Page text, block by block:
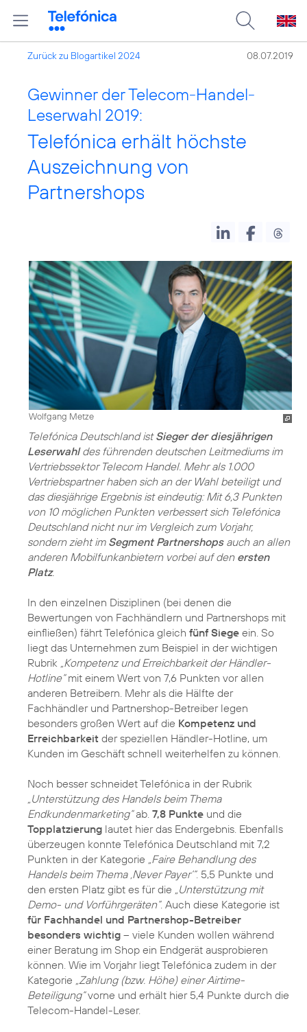
Zurück zu Blogartikel 2024 08.07.2019
Gewinner der Telecom-Handel-
Leserwahl 2019:
Telefónica erhält höchste
Auszeichnung von
Partnershops
Wolfgang Metze
Telefónica Deutschland istSieger der diesjährigen
Leserwahldes führenden deutschen Leitmediums im
Vertriebssektor Telecom Handel. Mehr als 1.000
Vertriebspartner haben sich an der Wahl beteiligt und
das diesjährige Ergebnis ist eindeutig: Mit 6,3 Punkten
von 10 möglichen Punkten verbessert sich Telefónica
Deutschland nicht nur im Vergleich zum Vorjahr,
sondern zieht im Segment Partnershopsauch an allen
anderen Mobilfunkanbietern vorbei auf den ersten
Platz.
In den einzelnen Disziplinen (bei denen die
Bewertungen von Fachhändlern und Partnershops mit
einfließen) fährt Telefónica gleich fünf Siege ein. So
liegt das Unternehmen zum Beispiel in der wichtigen
Rubrik „Kompetenz und Erreichbarkeit der Händler-
Hotline“mit einem Wert von 7,6 Punkten vor allen
anderen Betreibern. Mehr als die Hälfte der
Fachhändler und Partnershop-Betreiber legen
besonders großen Wert auf die Kompetenz und
Erreichbarkeit der speziellen Händler-Hotline, um
Kunden im Geschäft schnell weiterhelfen zu können.
Noch besser schneidet Telefónica in der Rubrik
„Unterstützung des Handels beim Thema
Endkundenmarketing“ab. 7,8 Punkte und die
Topplatzierung lautet hier das Endergebnis. Ebenfalls
überzeugen konnte Telefónica Deutschland mit 7,2
Punkten in der Kategorie „Faire Behandlung des
Handels beim Thema ‚Never Payer‘“. 5,5 Punkte und
den ersten Platz gibt es für die „Unterstützung mit
Demo- und Vorführgeräten“. Auch diese Kategorie ist
für Fachhandel und Partnershop-Betreiber
besonders wichtig – viele Kunden wollen während
einer Beratung im Shop ein Endgerät ausprobieren
können. Wie im Vorjahr liegt Telefónica zudem in der
Kategorie „Zahlung (bzw. Höhe) einer Airtime-
Beteiligung“vorne und erhält hier 5,4 Punkte durch die
Telecom-Handel-Leser.